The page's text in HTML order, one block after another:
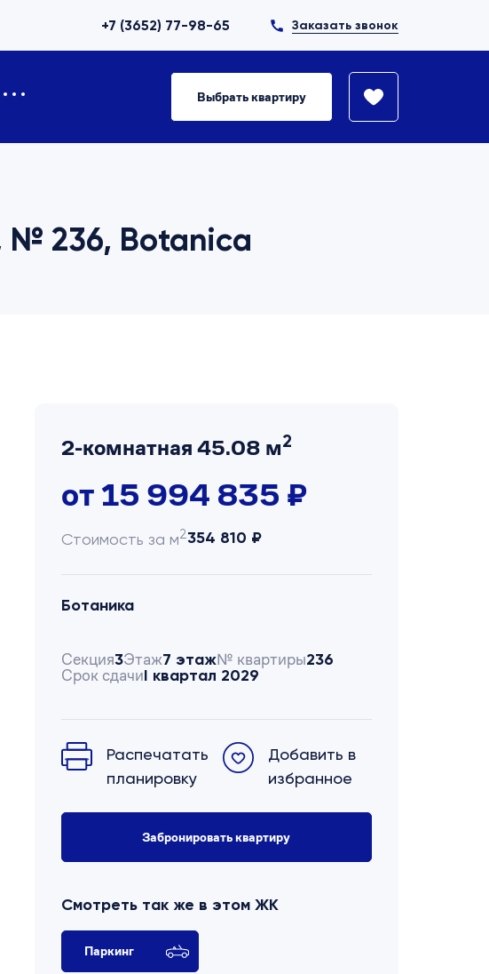
+7 (3652) 77-98-65 Заказать звонок
Выбрать квартиру
№ 236, Botanica
2-комнатная 45.08 м2
от 15 994 835 ₽
Стоимость за м2354 810 ₽
Ботаника
Секция3Этаж7 этаж№ квартиры236
Срок сдачиI квартал 2029
Распечатать
планировку
Добавить в
избранное
Забронировать квартиру
Смотреть так же в этом ЖК
Паркинг